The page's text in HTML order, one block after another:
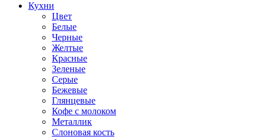
Кухни
Цвет
Белые
Черные
Желтые
Красные
Зеленые
Серые
Бежевые
Глянцевые
Кофе с молоком
Металлик
Слоновая кость